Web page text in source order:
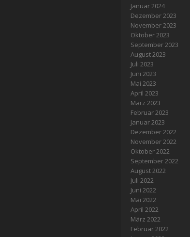
Januar 2024
Dezember 2023
November 2023
Oktober 2023
September 2023
August 2023
Juli 2023
Juni 2023
Mai 2023
April 2023
März 2023
Februar 2023
Januar 2023
Dezember 2022
November 2022
Oktober 2022
September 2022
August 2022
Juli 2022
Juni 2022
Mai 2022
April 2022
März 2022
Februar 2022